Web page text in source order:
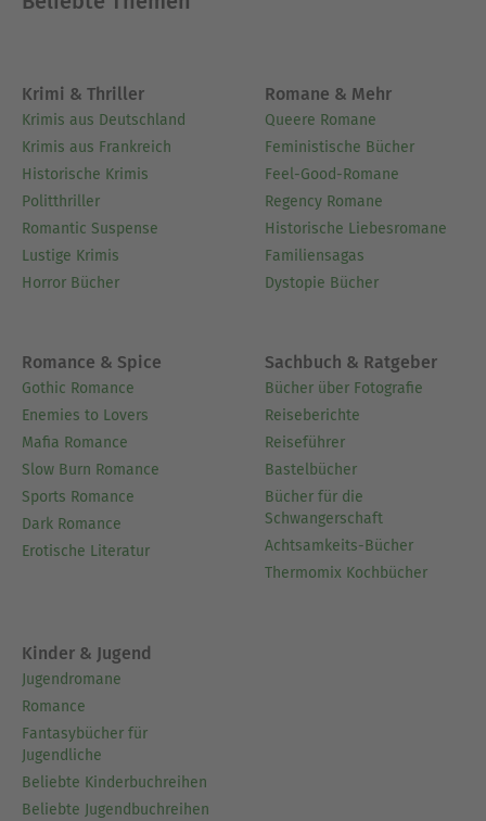
Krimi & Thriller
Krimis aus Deutschland
Krimis aus Frankreich
Historische Krimis
Politthriller
Romantic Suspense
Lustige Krimis
Horror Bücher
Romane & Mehr
Queere Romane
Feministische Bücher
Feel-Good-Romane
Regency Romane
Historische Liebesromane
Familiensagas
Dystopie Bücher
Romance & Spice
Gothic Romance
Enemies to Lovers
Mafia Romance
Slow Burn Romance
Sports Romance
Dark Romance
Erotische Literatur
Sachbuch & Ratgeber
Bücher über Fotografie
Reiseberichte
Reiseführer
Bastelbücher
Bücher für die
Schwangerschaft
Achtsamkeits-Bücher
Thermomix Kochbücher
Kinder & Jugend
Jugendromane
Romance
Fantasybücher für
Jugendliche
Beliebte Kinderbuchreihen
Beliebte Jugendbuchreihen